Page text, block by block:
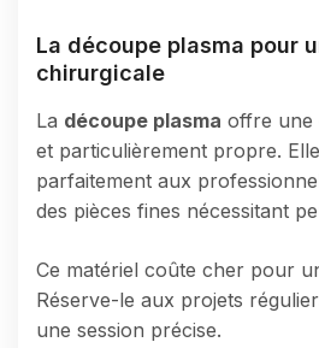
La découpe plasma pour
chirurgicale
La découpe plasma offre une
et particulièrement propre.
parfaitement aux
des pièces fines nécessitant
Ce matériel coûte cher pour
Réserve-le aux projets
une session précise.